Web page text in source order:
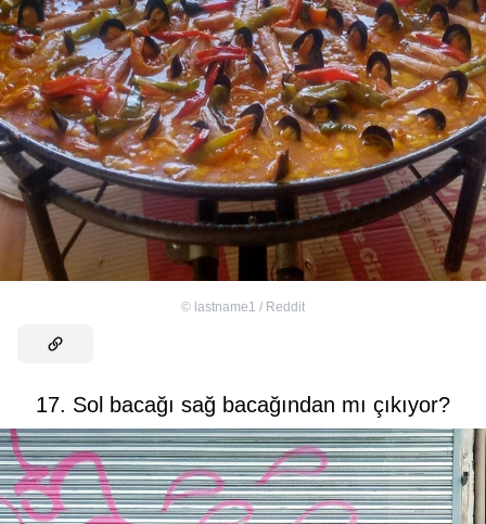
© lastname1 / Reddit
17. Sol bacağı sağ bacağından mı çıkıyor?